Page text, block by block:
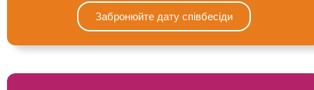
Забронюйте дату співбесіди